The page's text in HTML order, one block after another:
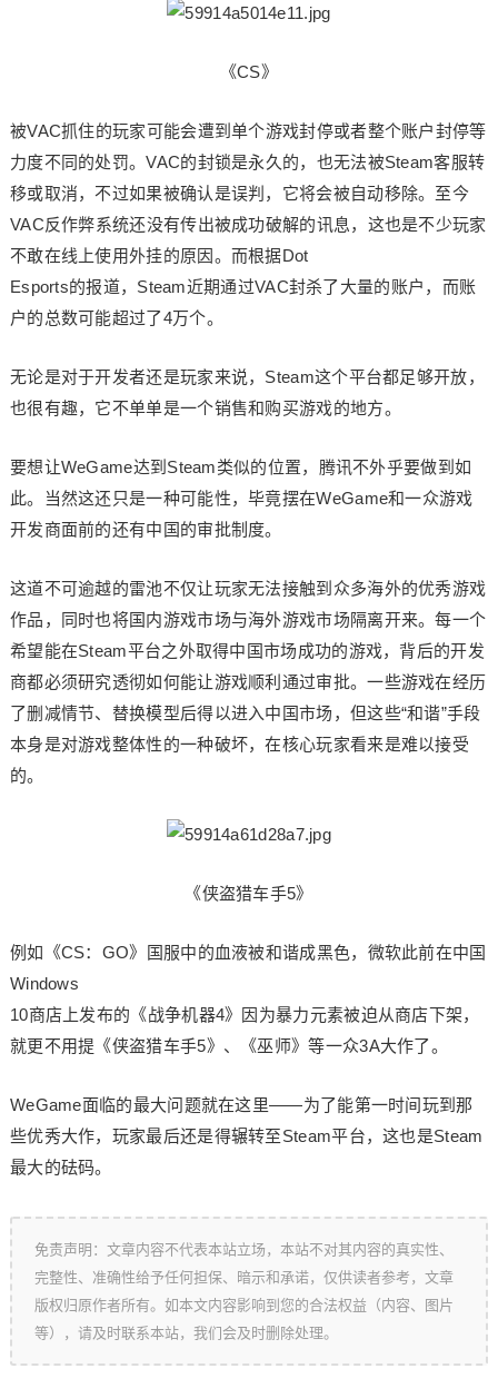
《CS》
被VAC抓住的玩家可能会遭到单个游戏封停或者整个账户封停等
力度不同的处罚。VAC的封锁是永久的，也无法被Steam客服转
移或取消，不过如果被确认是误判，它将会被自动移除。至今
VAC反作弊系统还没有传出被成功破解的讯息，这也是不少玩家
不敢在线上使用外挂的原因。而根据Dot
Esports的报道，Steam近期通过VAC封杀了大量的账户，而账
户的总数可能超过了4万个。
无论是对于开发者还是玩家来说，Steam这个平台都足够开放，
也很有趣，它不单单是一个销售和购买游戏的地方。
要想让WeGame达到Steam类似的位置，腾讯不外乎要做到如
此。当然这还只是一种可能性，毕竟摆在WeGame和一众游戏
开发商面前的还有中国的审批制度。
这道不可逾越的雷池不仅让玩家无法接触到众多海外的优秀游戏
作品，同时也将国内游戏市场与海外游戏市场隔离开来。每一个
希望能在Steam平台之外取得中国市场成功的游戏，背后的开发
商都必须研究透彻如何能让游戏顺利通过审批。一些游戏在经历
了删减情节、替换模型后得以进入中国市场，但这些“和谐”手段
本身是对游戏整体性的一种破坏，在核心玩家看来是难以接受
的。
《侠盗猎车手5》
例如《CS：GO》国服中的血液被和谐成黑色，微软此前在中国
Windows
10商店上发布的《战争机器4》因为暴力元素被迫从商店下架，
就更不用提《侠盗猎车手5》、《巫师》等一众3A大作了。
WeGame面临的最大问题就在这里——为了能第一时间玩到那
些优秀大作，玩家最后还是得辗转至Steam平台，这也是Steam
最大的砝码。
免责声明：文章内容不代表本站立场，本站不对其内容的真实性、
完整性、准确性给予任何担保、暗示和承诺，仅供读者参考，文章
版权归原作者所有。如本文内容影响到您的合法权益（内容、图片
等），请及时联系本站，我们会及时删除处理。